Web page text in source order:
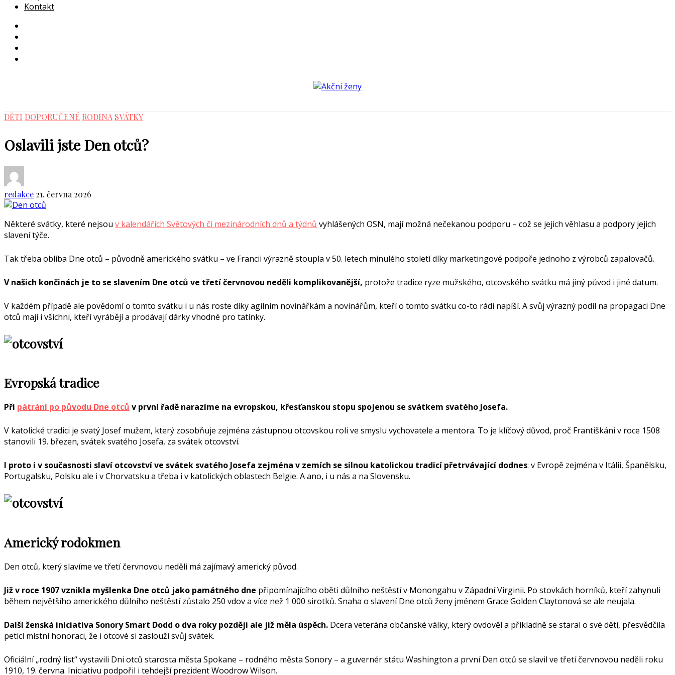
Kontakt
DĚTI DOPORUČENÉ RODINA SVÁTKY
Oslavili jste Den otců?
redakce 21. června 2026
Některé svátky, které nejsou v kalendářích Světových či mezinárodních dnů a týdnů vyhlášených OSN, mají možná nečekanou podporu – což se jejich věhlasu a podpory jejich
slavení týče.
Tak třeba obliba Dne otců – původně amerického svátku – ve Francii výrazně stoupla v 50. letech minulého století díky marketingové podpoře jednoho z výrobců zapalovačů.
V našich končinách je to se slavením Dne otců ve třetí červnovou neděli komplikovanější, protože tradice ryze mužského, otcovského svátku má jiný původ i jiné datum.
V každém případě ale povědomí o tomto svátku i u nás roste díky agilním novinářkám a novinářům, kteří o tomto svátku co-to rádi napíší. A svůj výrazný podíl na propagaci Dne
otců mají i všichni, kteří vyrábějí a prodávají dárky vhodné pro tatínky.
Evropská tradice
Při pátrání po původu Dne otců v první řadě narazíme na evropskou, křesťanskou stopu spojenou se svátkem svatého Josefa.
V katolické tradici je svatý Josef mužem, který zosobňuje zejména zástupnou otcovskou roli ve smyslu vychovatele a mentora. To je klíčový důvod, proč Františkáni v roce 1508
stanovili 19. březen, svátek svatého Josefa, za svátek otcovství.
I proto i v současnosti slaví otcovství ve svátek svatého Josefa zejména v zemích se silnou katolickou tradicí přetrvávající dodnes: v Evropě zejména v Itálii, Španělsku,
Portugalsku, Polsku ale i v Chorvatsku a třeba i v katolických oblastech Belgie. A ano, i u nás a na Slovensku.
Americký rodokmen
Den otců, který slavíme ve třetí červnovou neděli má zajímavý americký původ.
Již v roce 1907 vznikla myšlenka Dne otců jako památného dne připomínajícího oběti důlního neštěstí v Monongahu v Západní Virginii. Po stovkách horníků, kteří zahynuli
během největšího amerického důlního neštěstí zůstalo 250 vdov a více než 1 000 sirotků. Snaha o slavení Dne otců ženy jménem Grace Golden Claytonová se ale neujala.
Další ženská iniciativa Sonory Smart Dodd o dva roky později ale již měla úspěch. Dcera veterána občanské války, který ovdověl a příkladně se staral o své děti, přesvědčila
peticí místní honoraci, že i otcové si zaslouží svůj svátek.
Oficiální „rodný list“ vystavili Dni otců starosta města Spokane – rodného města Sonory – a guvernér státu Washington a první Den otců se slavil ve třetí červnovou neděli roku
1910, 19. června. Iniciativu podpořil i tehdejší prezident Woodrow Wilson.